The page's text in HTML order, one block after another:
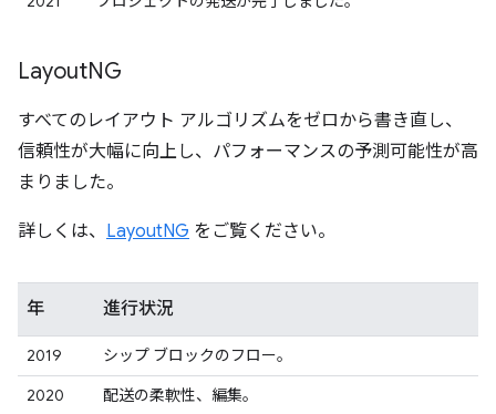
LayoutNG
すべてのレイアウト アルゴリズムをゼロから書き直し、
信頼性が大幅に向上し、パフォーマンスの予測可能性が高
まりました。
詳しくは、 LayoutNG をご覧ください。
年 進行状況
2019
シップ ブロックのフロー。
2020
配送の柔軟性、編集。